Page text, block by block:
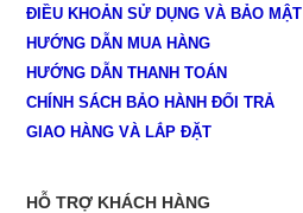
ĐIỀU KHOẢN SỬ DỤNG VÀ BẢO MẬT
HƯỚNG DẪN MUA HÀNG
HƯỚNG DẪN THANH TOÁN
CHÍNH SÁCH BẢO HÀNH ĐỔI TRẢ
GIAO HÀNG VÀ LẮP ĐẶT
HỖ TRỢ KHÁCH HÀNG